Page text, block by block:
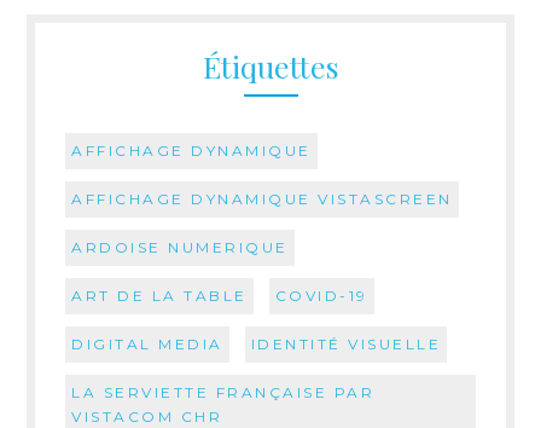
Étiquettes
AFFICHAGE DYNAMIQUE
AFFICHAGE DYNAMIQUE VISTASCREEN
ARDOISE NUMERIQUE
ART DE LA TABLE COVID-19
DIGITAL MEDIA IDENTITÉ VISUELLE
LA SERVIETTE FRANÇAISE PAR
VISTACOM CHR